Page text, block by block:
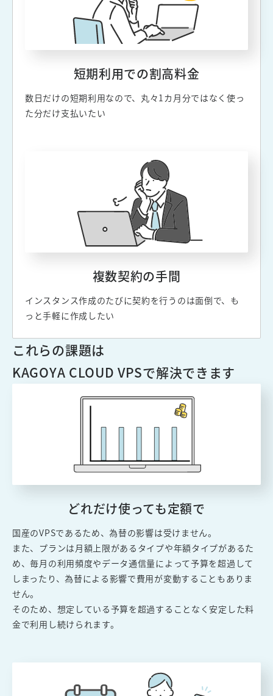
短期利用での割高料金
数日だけの短期利用なので、丸々1カ月分ではなく使っ
た分だけ支払いたい
複数契約の手間
インスタンス作成のたびに契約を行うのは面倒で、も
っと手軽に作成したい
これらの課題は
KAGOYA CLOUD VPSで解決できます
どれだけ使っても定額で
国産のVPSであるため、為替の影響は受けません。
また、プランは月額上限があるタイプや年額タイプがあるた
め、毎月の利用頻度やデータ通信量によって予算を超過して
しまったり、為替による影響で費用が変動することもありま
せん。
そのため、想定している予算を超過することなく安定した料
金で利用し続けられます。